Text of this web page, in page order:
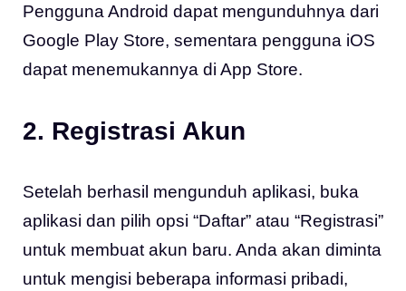
Pengguna Android dapat mengunduhnya dari
Google Play Store, sementara pengguna iOS
dapat menemukannya di App Store.
2. Registrasi Akun
Setelah berhasil mengunduh aplikasi, buka
aplikasi dan pilih opsi “Daftar” atau “Registrasi”
untuk membuat akun baru. Anda akan diminta
untuk mengisi beberapa informasi pribadi,